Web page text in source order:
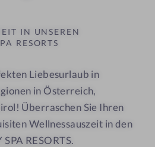
IN UNSEREN
RESORTS
Liebesurlaub in
in Österreich,
Überraschen Sie Ihren
Wellnessauszeit in den
RESORTS.